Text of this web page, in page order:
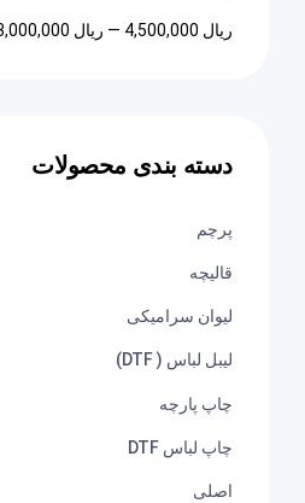
3,000,000 ریال — 4,500,000 ریال
دسته بندی محصولات
پرچم
قالیچه
لیوان سرامیکی
لیبل لباس ( DTF)
چاپ پارچه
چاپ لباس DTF
اصلی